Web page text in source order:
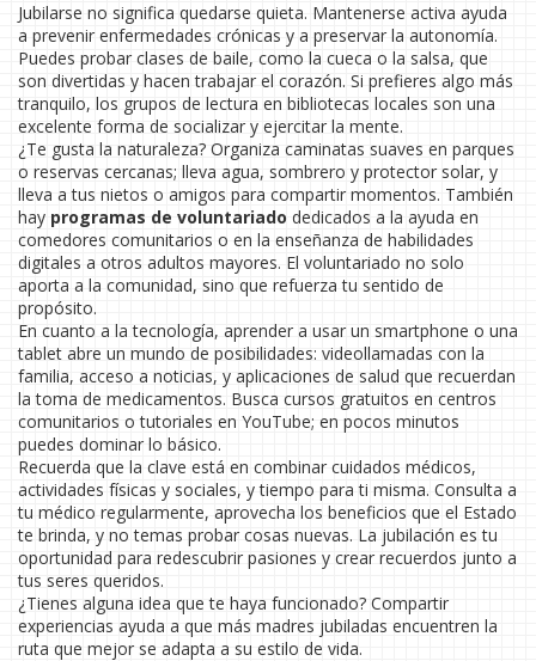
Jubilarse no significa quedarse quieta. Mantenerse activa ayuda
a prevenir enfermedades crónicas y a preservar la autonomía.
Puedes probar clases de baile, como la cueca o la salsa, que
son divertidas y hacen trabajar el corazón. Si prefieres algo más
tranquilo, los grupos de lectura en bibliotecas locales son una
excelente forma de socializar y ejercitar la mente.
¿Te gusta la naturaleza? Organiza caminatas suaves en parques
o reservas cercanas; lleva agua, sombrero y protector solar, y
lleva a tus nietos o amigos para compartir momentos. También
hay programas de voluntariado dedicados a la ayuda en
comedores comunitarios o en la enseñanza de habilidades
digitales a otros adultos mayores. El voluntariado no solo
aporta a la comunidad, sino que refuerza tu sentido de
propósito.
En cuanto a la tecnología, aprender a usar un smartphone o una
tablet abre un mundo de posibilidades: videollamadas con la
familia, acceso a noticias, y aplicaciones de salud que recuerdan
la toma de medicamentos. Busca cursos gratuitos en centros
comunitarios o tutoriales en YouTube; en pocos minutos
puedes dominar lo básico.
Recuerda que la clave está en combinar cuidados médicos,
actividades físicas y sociales, y tiempo para ti misma. Consulta a
tu médico regularmente, aprovecha los beneficios que el Estado
te brinda, y no temas probar cosas nuevas. La jubilación es tu
oportunidad para redescubrir pasiones y crear recuerdos junto a
tus seres queridos.
¿Tienes alguna idea que te haya funcionado? Compartir
experiencias ayuda a que más madres jubiladas encuentren la
ruta que mejor se adapta a su estilo de vida.